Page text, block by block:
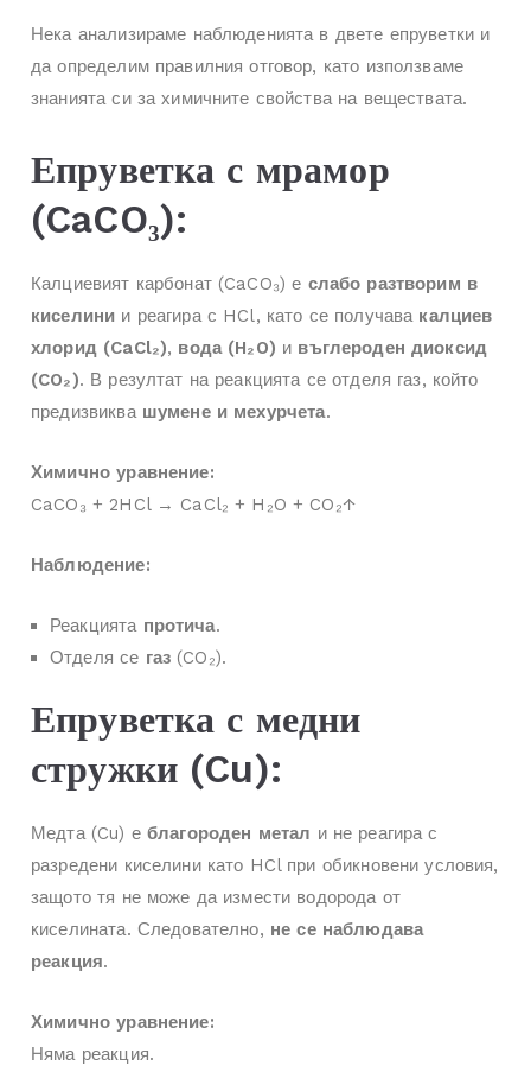
Нека анализираме наблюденията в двете епруветки и
да определим правилния отговор, като използваме
знанията си за химичните свойства на веществата.
Епруветка с мрамор
(CaCO₃):
Калциевият карбонат (CaCO₃) е слабо разтворим в
киселини и реагира с HCl, като се получава калциев
хлорид (CaCl₂), вода (H₂O) и въглероден диоксид
(CO₂). В резултат на реакцията се отделя газ, който
предизвиква шумене и мехурчета.
Химично уравнение:
CaCO₃ + 2HCl → CaCl₂ + H₂O + CO₂↑
Наблюдение:
Реакцията протича.
Отделя се газ(CO₂).
Епруветка с медни
стружки (Cu):
Медта (Cu) е благороден метал и не реагира с
разредени киселини като HCl при обикновени условия,
защото тя не може да измести водорода от
киселината. Следователно, не се наблюдава
реакция.
Химично уравнение:
Няма реакция.